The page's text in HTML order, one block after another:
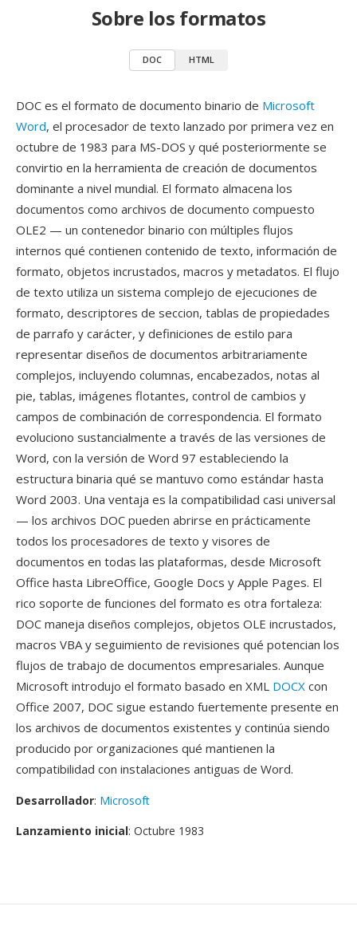
Sobre los formatos
DOC HTML
DOC es el formato de documento binario de Microsoft
Word, el procesador de texto lanzado por primera vez en
octubre de 1983 para MS-DOS y qué posteriormente se
convirtio en la herramienta de creación de documentos
dominante a nivel mundial. El formato almacena los
documentos como archivos de documento compuesto
OLE2 — un contenedor binario con múltiples flujos
internos qué contienen contenido de texto, información de
formato, objetos incrustados, macros y metadatos. El flujo
de texto utiliza un sistema complejo de ejecuciones de
formato, descriptores de seccion, tablas de propiedades
de parrafo y carácter, y definiciones de estilo para
representar diseños de documentos arbitrariamente
complejos, incluyendo columnas, encabezados, notas al
pie, tablas, imágenes flotantes, control de cambios y
campos de combinación de correspondencia. El formato
evoluciono sustancialmente a través de las versiones de
Word, con la versión de Word 97 estableciendo la
estructura binaria qué se mantuvo como estándar hasta
Word 2003. Una ventaja es la compatibilidad casi universal
— los archivos DOC pueden abrirse en prácticamente
todos los procesadores de texto y visores de
documentos en todas las plataformas, desde Microsoft
Office hasta LibreOffice, Google Docs y Apple Pages. El
rico soporte de funciones del formato es otra fortaleza:
DOC maneja diseños complejos, objetos OLE incrustados,
macros VBA y seguimiento de revisiones qué potencian los
flujos de trabajo de documentos empresariales. Aunque
Microsoft introdujo el formato basado en XML DOCX con
Office 2007, DOC sigue estando fuertemente presente en
los archivos de documentos existentes y continúa siendo
producido por organizaciones qué mantienen la
compatibilidad con instalaciones antiguas de Word.
Desarrollador: Microsoft
Lanzamiento inicial: Octubre 1983